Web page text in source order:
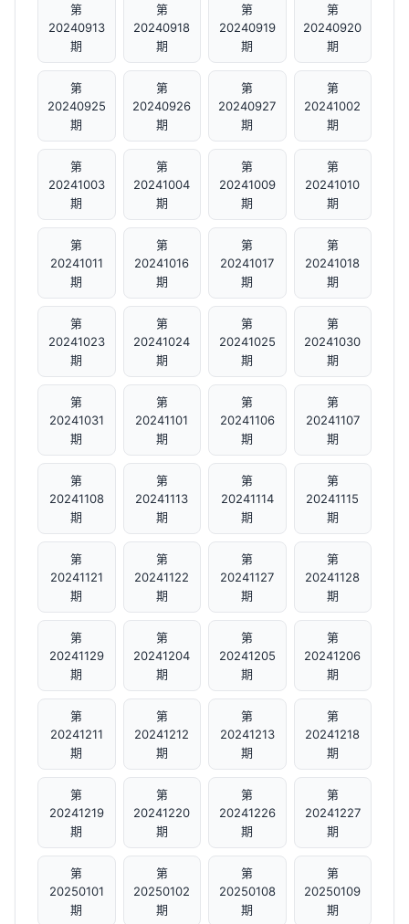
第
20240913
期
第
20240918
期
第
20240919
期
第
20240920
期
第
20240925
期
第
20240926
期
第
20240927
期
第
20241002
期
第
20241003
期
第
20241004
期
第
20241009
期
第
20241010
期
第
20241011
期
第
20241016
期
第
20241017
期
第
20241018
期
第
20241023
期
第
20241024
期
第
20241025
期
第
20241030
期
第
20241031
期
第
20241101
期
第
20241106
期
第
20241107
期
第
20241108
期
第
20241113
期
第
20241114
期
第
20241115
期
第
20241121
期
第
20241122
期
第
20241127
期
第
20241128
期
第
20241129
期
第
20241204
期
第
20241205
期
第
20241206
期
第
20241211
期
第
20241212
期
第
20241213
期
第
20241218
期
第
20241219
期
第
20241220
期
第
20241226
期
第
20241227
期
第
20250101
期
第
20250102
期
第
20250108
期
第
20250109
期